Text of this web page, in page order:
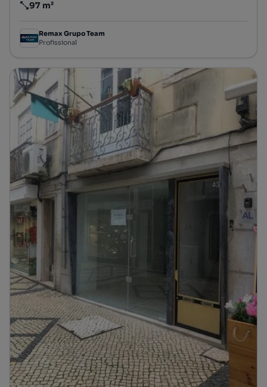
Preço por metro quadrado
97 m²
Remax Grupo Team
Profissional